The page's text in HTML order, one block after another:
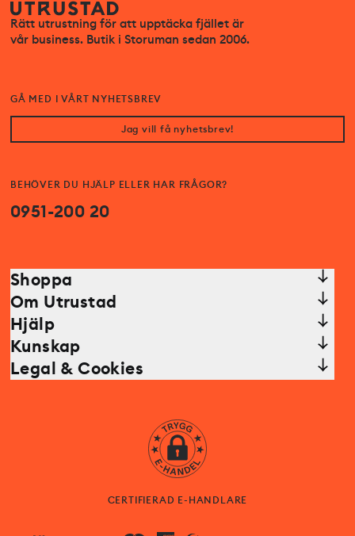
Rätt utrustning för att upptäcka fjället är
vår business. Butik i Storuman sedan 2006.
BEHÖVER DU HJÄLP ELLER HAR FRÅGOR?
0951-200 20
GÅ MED I VÅRT NYHETSBREV
Jag vill få nyhetsbrev!
Shoppa
Om Utrustad
Hjälp
Kunskap
Legal & Cookies
CERTIFIERAD E-HANDLARE